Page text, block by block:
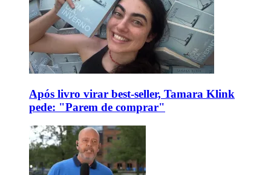
Após livro virar best-seller, Tamara Klink
pede: "Parem de comprar"